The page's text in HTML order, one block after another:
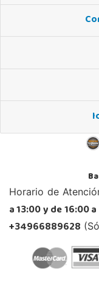
Horario de
a 13:00 y de 16:00
+34966889628